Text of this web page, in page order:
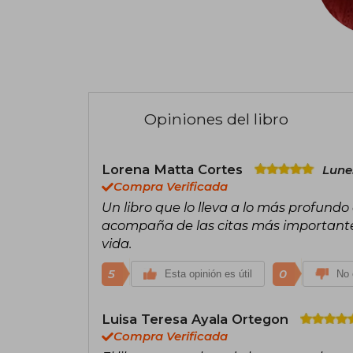
Opiniones del libro
Lorena Matta Cortes
Compra Verificada
Un libro que lo lleva a lo más
acompaña de las citas más
vida.
5 Esta opinión es útil 0 No
Luisa Teresa Ayala Ortegon
Compra Verificada